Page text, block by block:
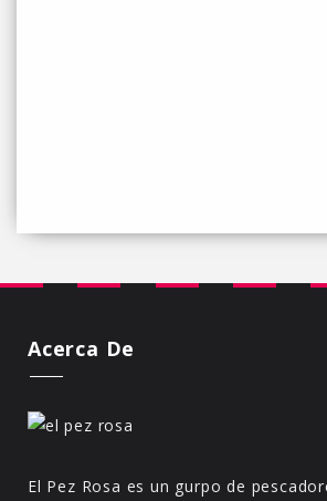
Acerca De
El Pez Rosa es un gurpo de